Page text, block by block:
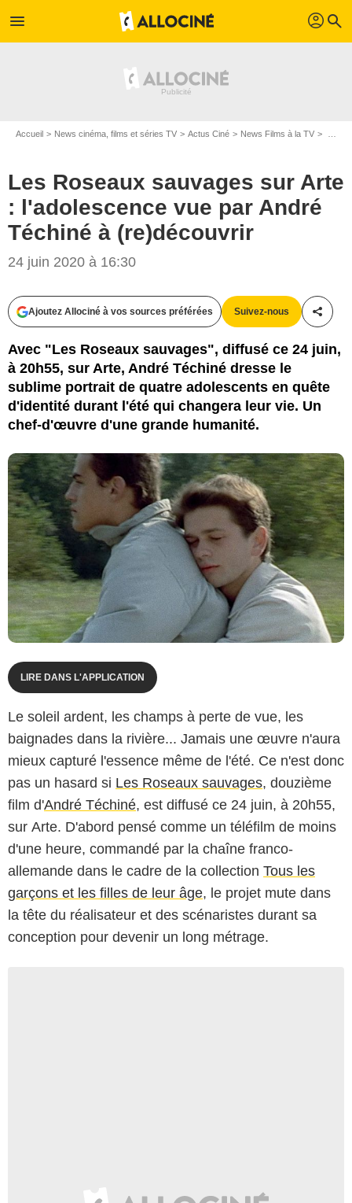
menu profil search
Accueil News cinéma, films et séries TV Actus Ciné News Films à la TV
Les Roseaux sauvages sur Arte
: l'adolescence vue par André
Téchiné à (re)découvrir
24 juin 2020 à 16:30
Ajoutez Allociné à vos sources préférées Suivez-nous
Avec "Les Roseaux sauvages", diffusé ce 24 juin,
à 20h55, sur Arte, André Téchiné dresse le
sublime portrait de quatre adolescents en quête
d'identité durant l'été qui changera leur vie. Un
chef-d'œuvre d'une grande humanité.
LIRE DANS L'APPLICATION
Le soleil ardent, les champs à perte de vue, les
baignades dans la rivière... Jamais une œuvre n'aura
mieux capturé l'essence même de l'été. Ce n'est donc
pas un hasard si Les Roseaux sauvages, douzième
film d'André Téchiné, est diffusé ce 24 juin, à 20h55,
sur Arte. D'abord pensé comme un téléfilm de moins
d'une heure, commandé par la chaîne franco-
allemande dans le cadre de la collection Tous les
garçons et les filles de leur âge, le projet mute dans
la tête du réalisateur et des scénaristes durant sa
conception pour devenir un long métrage.